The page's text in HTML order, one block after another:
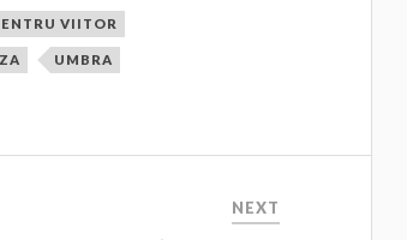
VIITOR
UMBRA
NEXT